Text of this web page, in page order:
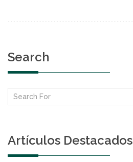
Search
Artículos Destacados